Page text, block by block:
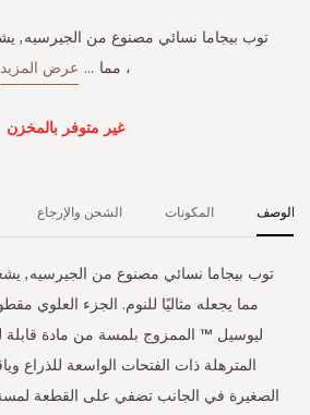
galleryتوب بيجاما نسائي مصنوع من الجيرسيه,
، مما ... عرض المزيد
غير متوفر بالمخزن
الوصف
توب بيجاما نسائي مصنوع من الجيرسيه,
مما يجعله مثاليًا للنوم. الجزء العلوي
ليوسيل ™ الممزوج بلمسة من مادة قابلة
المترهلة ذات الفتحات الواسعة للذراع
الصغيرة في الجانب تضفي على القطعة
المكونات الشحن والإرجاع